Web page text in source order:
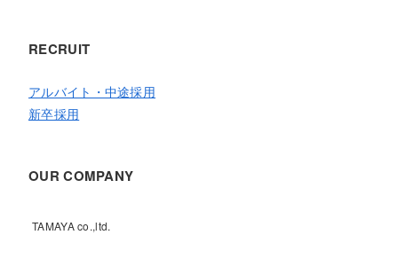
RECRUIT
アルバイト・中途採用
新卒採用
OUR COMPANY
TAMAYA co.,ltd.